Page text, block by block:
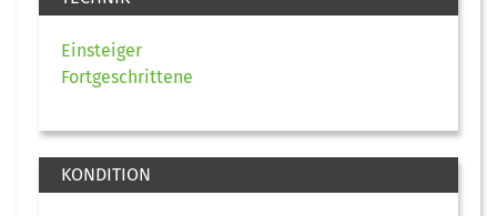
Einsteiger
Fortgeschrittene
KONDITION